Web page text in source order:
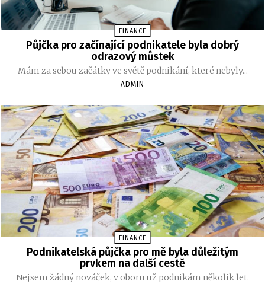
FINANCE
Půjčka pro začínající podnikatele byla dobrý
odrazový můstek
Mám za sebou začátky ve světě podnikání, které nebyly...
ADMIN
FINANCE
Podnikatelská půjčka pro mě byla důležitým
prvkem na další cestě
Nejsem žádný nováček, v oboru už podnikám několik let.